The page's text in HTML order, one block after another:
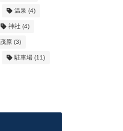
温泉 (4)
神社(4)
茂原(3)
駐車場(11)